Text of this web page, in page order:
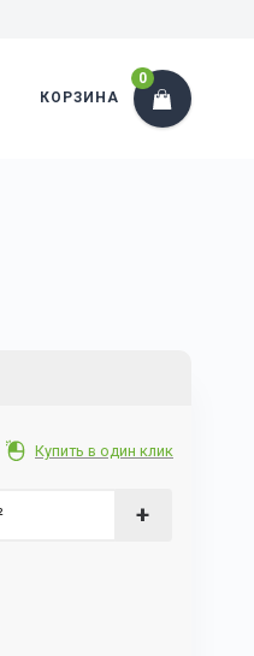
КОРЗИНА
0
Купить в один клик
+